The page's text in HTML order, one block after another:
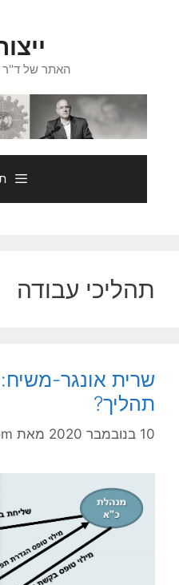
האתר של ד"ר
תהליכי עבודה
שרית אונגר-
תהליך?
10 בנובמבר 2020 מאת